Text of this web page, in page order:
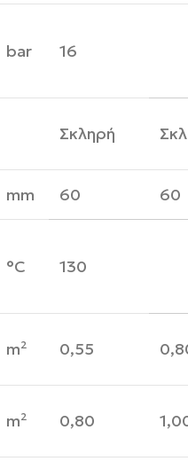
bar 16
Σκληρή
mm 60 60
°C 130
m² 0,55
m² 0,80